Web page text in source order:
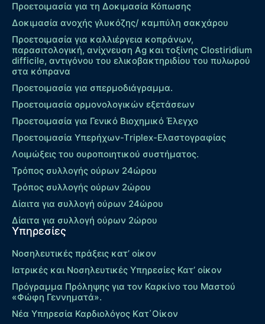
Προετοιμασία για τη Δοκιμασία Κόπωσης
Δοκιμασία ανοχής γλυκόζης/ καμπύλη σακχάρου
Προετοιμασία για καλλιέργεια κοπράνων,
παρασιτολογική, ανίχνευση Ag και τοξίνης Clostiridium
difficile, αντιγόνου του ελικοβακτηριδίου του πυλωρού
στα κόπρανα
Προετοιμασία για σπερμοδιάγραμμα.
Προετοιμασία ορμονολογικών εξετάσεων
Προετοιμασία για Γενικό Βιοχημικό Έλεγχο
Προετοιμασία Υπερήχων-Τriplex-Ελαστογραφίας
Λοιμώξεις του ουροποιητικού συστήματος.
Τρόπος συλλογής ούρων 24ώρου
Τρόπος συλλογής ούρων 2ώρου
Δίαιτα για συλλογή ούρων 24ώρου
Δίαιτα για συλλογή ούρων 2ώρου
Υπηρεσίες
Νοσηλευτικές πράξεις κατ’ οίκον
Ιατρικές και Νοσηλευτικές Υπηρεσίες Κατ’ οίκον
Πρόγραμμα Πρόληψης για τον Καρκίνο του Μαστού
«Φώφη Γεννηματά».
Νέα Υπηρεσία Καρδιολόγος Kατ΄Οίκον